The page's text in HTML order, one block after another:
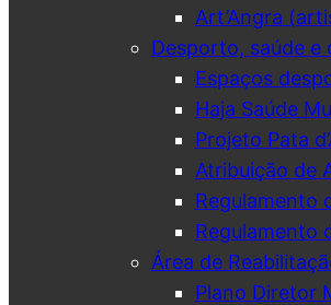
Art’Angra
Desporto, saúde e
Espaços
Haja Saúde
Projeto Pata
Atribuição de
Regulamento
Regulamento
Área de
Plano Diretor